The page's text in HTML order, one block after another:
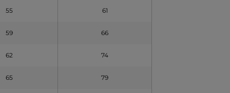
55 61
59 66
62 74
65 79